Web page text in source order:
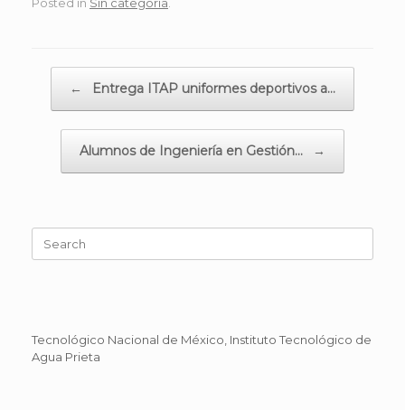
Posted in Sin categoría.
← Entrega ITAP uniformes deportivos a…
Alumnos de Ingeniería en Gestión… →
for:
Tecnológico Nacional de México, Instituto Tecnológico de
Agua Prieta